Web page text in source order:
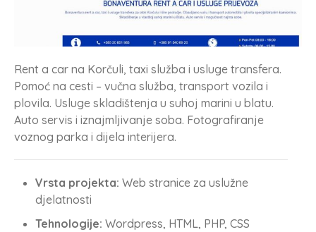
Rent a car na Korčuli, taxi služba i usluge transfera.
Pomoć na cesti – vučna služba, transport vozila i
plovila. Usluge skladištenja u suhoj marini u blatu.
Auto servis i iznajmljivanje soba. Fotografiranje
voznog parka i dijela interijera.
Vrsta projekta: Web stranice za uslužne
djelatnosti
Tehnologije: Wordpress, HTML, PHP, CSS